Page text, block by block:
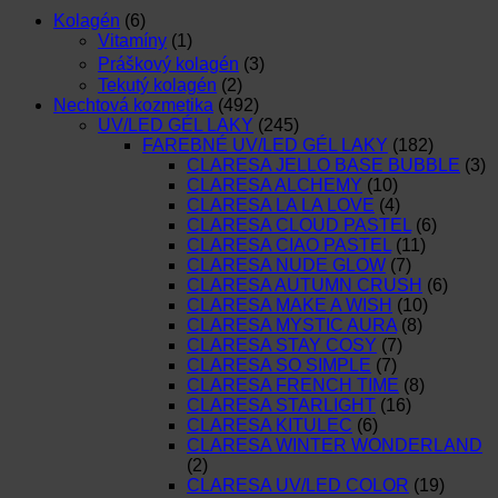
Kolagén (6)
Vitamíny (1)
Práškový kolagén (3)
Tekutý kolagén (2)
Nechtová kozmetika (492)
UV/LED GÉL LAKY (245)
FAREBNÉ UV/LED GÉL LAKY (182)
CLARESA JELLO BASE BUBBLE (3)
CLARESA ALCHEMY (10)
CLARESA LA LA LOVE (4)
CLARESA CLOUD PASTEL (6)
CLARESA CIAO PASTEL (11)
CLARESA NUDE GLOW (7)
CLARESA AUTUMN CRUSH (6)
CLARESA MAKE A WISH (10)
CLARESA MYSTIC AURA (8)
CLARESA STAY COSY (7)
CLARESA SO SIMPLE (7)
CLARESA FRENCH TIME (8)
CLARESA STARLIGHT (16)
CLARESA KITULEC (6)
CLARESA WINTER WONDERLAND
(2)
CLARESA UV/LED COLOR (19)